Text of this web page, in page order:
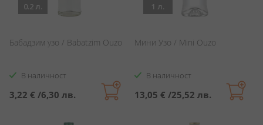
0.2 л.
Бабадзим узо / Babatzim Ouzo
В наличност
3,22 € /6,30 лв.
1 л.
Мини Узо / Mini Ouzo
В наличност
13,05 € /25,52 лв.